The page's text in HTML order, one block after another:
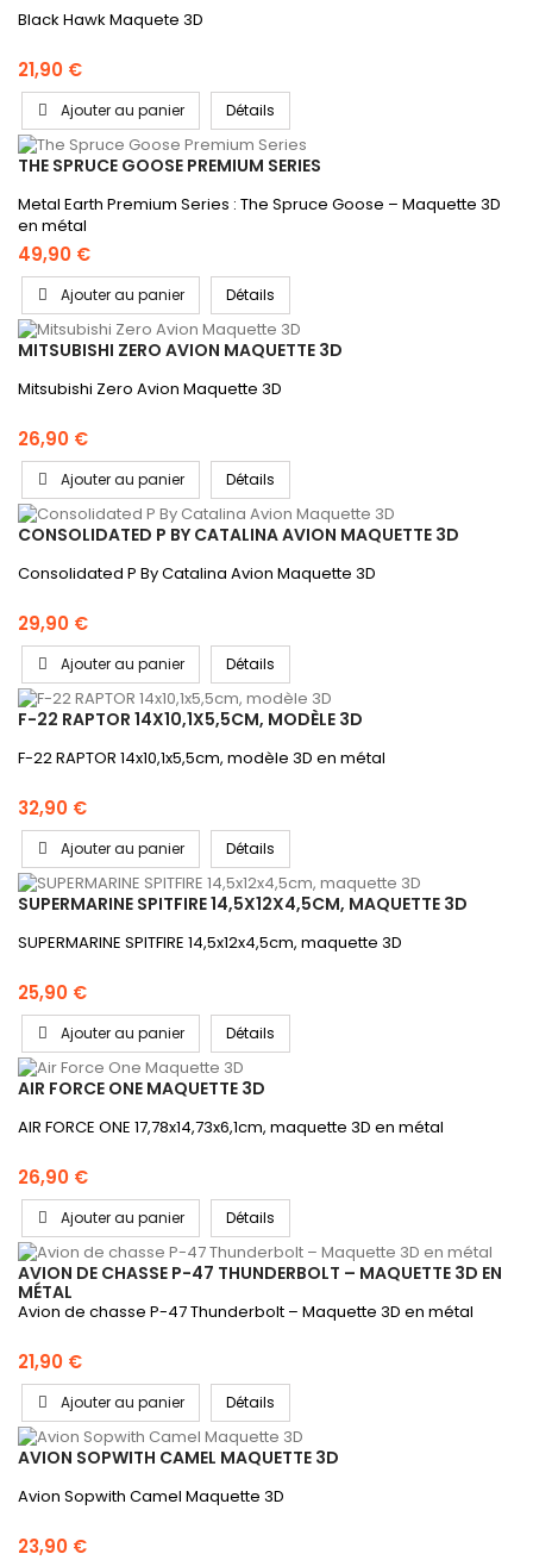
Black Hawk Maquete 3D
21,90 €
Ajouter au panier Détails
THE SPRUCE GOOSE PREMIUM SERIES
Metal Earth Premium Series : The Spruce Goose – Maquette 3D
en métal
49,90 €
Ajouter au panier Détails
MITSUBISHI ZERO AVION MAQUETTE 3D
Mitsubishi Zero Avion Maquette 3D
26,90 €
Ajouter au panier Détails
CONSOLIDATED P BY CATALINA AVION MAQUETTE 3D
Consolidated P By Catalina Avion Maquette 3D
29,90 €
Ajouter au panier Détails
F-22 RAPTOR 14X10,1X5,5CM, MODÈLE 3D
F-22 RAPTOR 14x10,1x5,5cm, modèle 3D en métal
32,90 €
Ajouter au panier Détails
SUPERMARINE SPITFIRE 14,5X12X4,5CM, MAQUETTE 3D
SUPERMARINE SPITFIRE 14,5x12x4,5cm, maquette 3D
25,90 €
Ajouter au panier Détails
AIR FORCE ONE MAQUETTE 3D
AIR FORCE ONE 17,78x14,73x6,1cm, maquette 3D en métal
26,90 €
Ajouter au panier Détails
AVION DE CHASSE P-47 THUNDERBOLT – MAQUETTE 3D EN
MÉTAL
Avion de chasse P-47 Thunderbolt – Maquette 3D en métal
21,90 €
Ajouter au panier Détails
AVION SOPWITH CAMEL MAQUETTE 3D
Avion Sopwith Camel Maquette 3D
23,90 €